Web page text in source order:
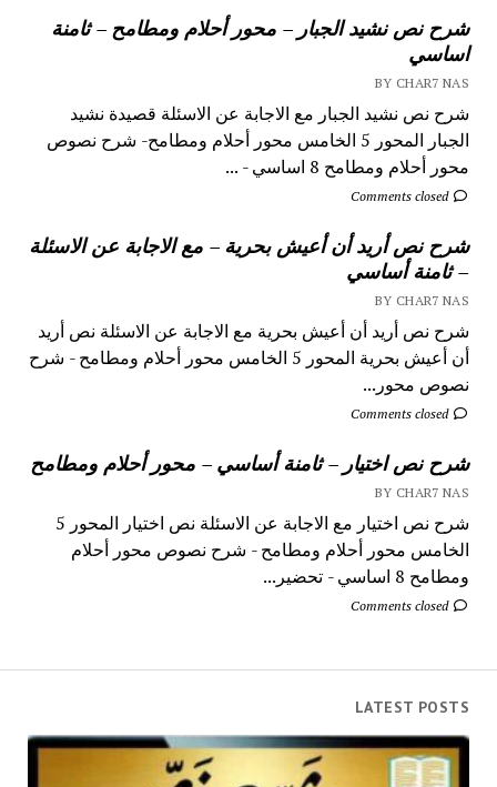
شرح نص نشيد الجبار – محور أحلام ومطامح – ثامنة
اساسي
BY CHAR7 NAS
شرح نص نشيد الجبار مع الاجابة عن الاسئلة قصيدة نشيد
الجبار المحور 5 الخامس محور أحلام ومطامح- شرح نصوص
محور أحلام ومطامح 8 اساسي - ...
Comments closed
شرح نص أريد أن أعيش بحرية – مع الاجابة عن الاسئلة
– ثامنة أساسي
BY CHAR7 NAS
شرح نص أريد أن أعيش بحرية مع الاجابة عن الاسئلة نص أريد
أن أعيش بحرية المحور 5 الخامس محور أحلام ومطامح - شرح
نصوص محور...
Comments closed
شرح نص اختيار – ثامنة أساسي – محور أحلام ومطامح
BY CHAR7 NAS
شرح نص اختيار مع الاجابة عن الاسئلة نص اختيار المحور 5
الخامس محور أحلام ومطامح - شرح نصوص محور أحلام
ومطامح 8 اساسي - تحضير...
Comments closed
LATEST POSTS